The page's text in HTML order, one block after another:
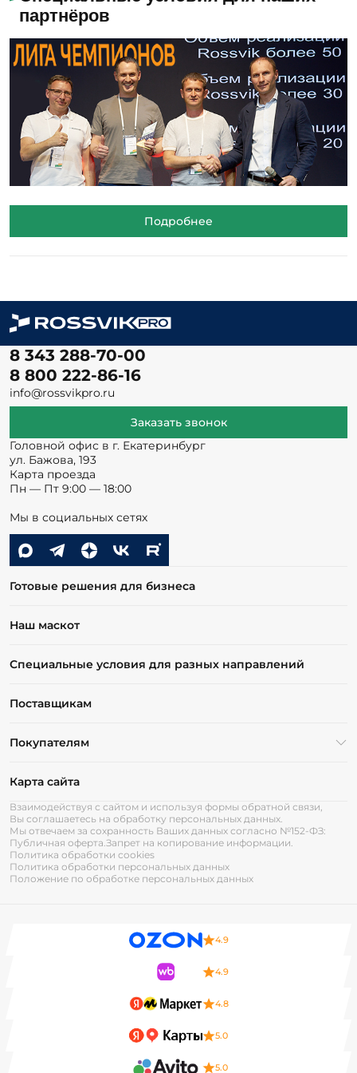
партнёров
Подробнее
8 343 288-70-00
8 800 222-86-16
info@rossvikpro.ru
Заказать звонок
Головной офис в г. Екатеринбург
ул. Бажова, 193
Карта проезда
Пн — Пт 9:00 — 18:00
Мы в социальных сетях
Готовые решения для бизнеса
Наш маскот
Специальные условия для разных направлений
Поставщикам
Покупателям
Карта сайта
Взаимодействуя с сайтом и используя формы обратной связи,
Вы соглашаетесь на обработку персональных данных.
Мы отвечаем за сохранность Ваших данных согласно №152-ФЗ:
Публичная оферта.Запрет на копирование информации.
Политика обработки cookies
Политика обработки персональных данных
Положение по обработке персональных данных
4.9
4.9
4.8
5.0
5.0